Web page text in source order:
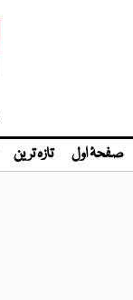
صفحۂ اول تازہ ترین